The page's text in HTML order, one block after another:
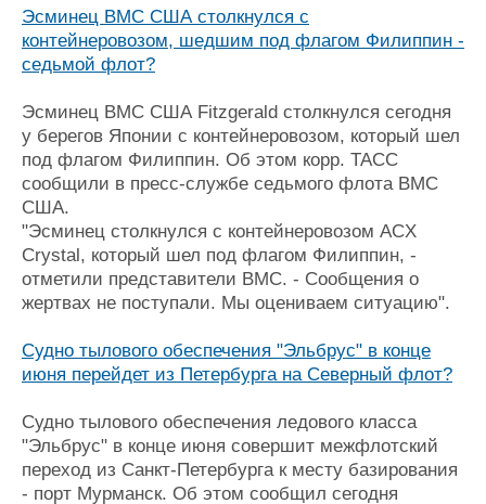
Эсминец ВМС США столкнулся с
контейнеровозом, шедшим под флагом Филиппин -
седьмой флот?
Эсминец ВМС США Fitzgerald столкнулся сегодня
у берегов Японии с контейнеровозом, который шел
под флагом Филиппин. Об этом корр. ТАСС
сообщили в пресс-службе седьмого флота ВМС
США.
"Эсминец столкнулся с контейнеровозом ACX
Crystal, который шел под флагом Филиппин, -
отметили представители ВМС. - Сообщения о
жертвах не поступали. Мы оцениваем ситуацию".
Судно тылового обеспечения "Эльбрус" в конце
июня перейдет из Петербурга на Северный флот?
Судно тылового обеспечения ледового класса
"Эльбрус" в конце июня совершит межфлотский
переход из Санкт-Петербурга к месту базирования
- порт Мурманск. Об этом сообщил сегодня